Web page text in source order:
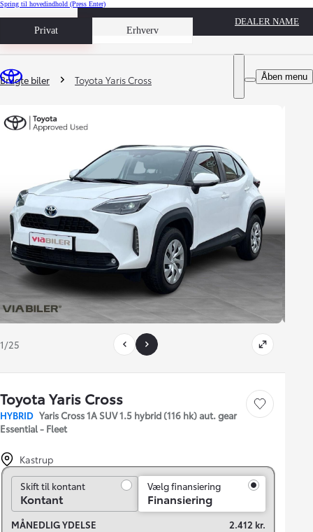
Spring til hovedindhold (Press Enter)
Privat Erhverv
Book prøvetur
DEALER NAME
Åben menu
Du er her
Brugte biler Toyota Yaris Cross
1/25
Toyota Yaris Cross
HYBRID Yaris Cross 1A SUV 1.5 hybrid (116 hk) aut. gear
Essential - Fleet
Gem bil
Kastrup
Skift til kontant
Skift til kontant
Kontant
Vælg finansiering
Finansiering
MÅNEDLIG YDELSE
2.412 kr.